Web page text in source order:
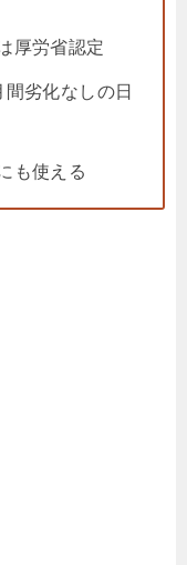
厚労省認定
劣化なしの日
も使える